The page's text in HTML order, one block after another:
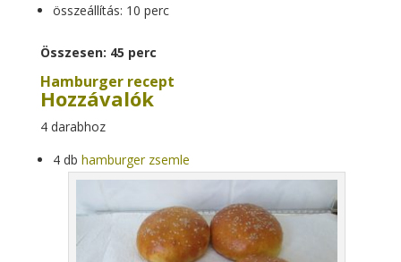
összeállítás: 10 perc
Összesen: 45 perc
Hamburger recept
Hozzávalók
4 darabhoz
4 db hamburger zsemle